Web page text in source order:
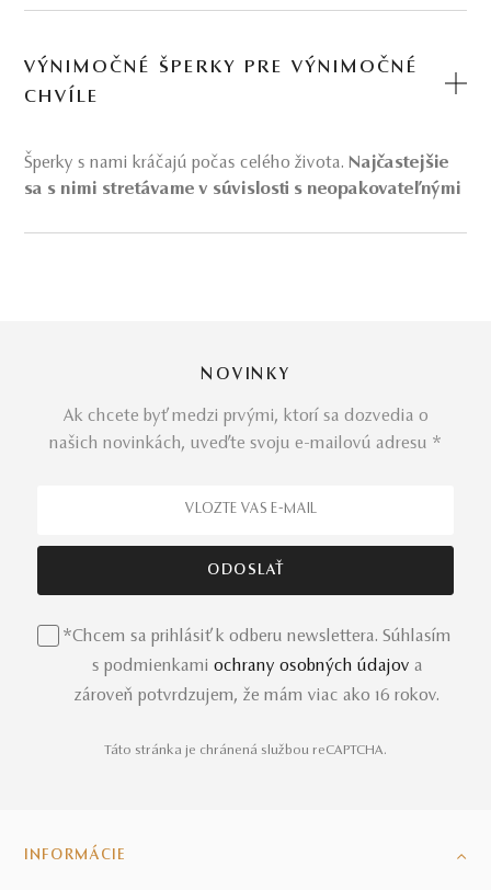
VÝNIMOČNÉ ŠPERKY PRE VÝNIMOČNÉ
CHVÍLE
Šperky s nami kráčajú počas celého života.Najčastejšie
sa s nimi stretávame v súvislosti s neopakovateľnými
Diamantové šperky patria k tým najprestížnejším
umeleckým dielam z našej ponuky slovenských
šperkov si ľahko získajú vašu pozornosť a túžbu.
určite sa stanú vašimi rodinnými klenotmi, ktoré sa dedia
vašej rodine hodnotnú tradíciu zo sveta prémiových
Perlové šperky s hlbokým odkazom
partnerom. V našej ponuke objavíte jednotlivé kúsky
NOVINKY
Ak chcete byť medzi prvými, ktorí sa dozvedia o
našich novinkách, uveďte svoju e-mailovú adresu *
*Chcem sa prihlásiť k odberu newslettera. Súhlasím
s podmienkami ochrany osobných údajov a
zároveň potvrdzujem, že mám viac ako 16 rokov.
Táto stránka je chránená službou reCAPTCHA.
INFORMÁCIE